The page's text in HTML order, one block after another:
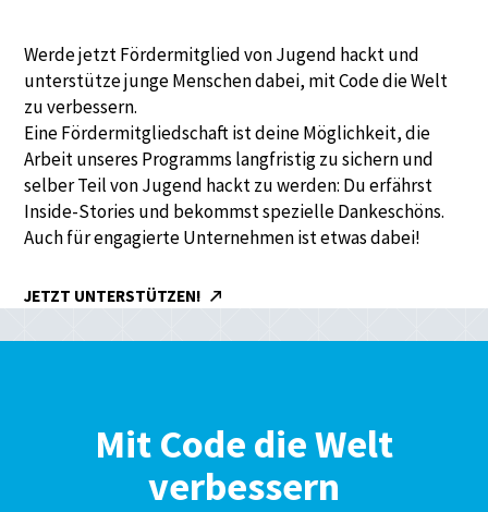
Werde jetzt Fördermitglied von Jugend hackt und
unterstütze junge Menschen dabei, mit Code die Welt
zu verbessern.
Eine Fördermitgliedschaft ist deine Möglichkeit, die
Arbeit unseres Programms langfristig zu sichern und
selber Teil von Jugend hackt zu werden: Du erfährst
Inside-Stories und bekommst spezielle Dankeschöns.
Auch für engagierte Unternehmen ist etwas dabei!
JETZT UNTERSTÜTZEN!
Mit Code die Welt
verbessern